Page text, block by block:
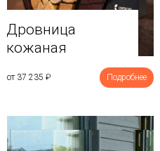
Дровница
кожаная
от 37 235 ₽ Подробнее